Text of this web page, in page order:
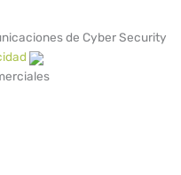
de Cyber Security